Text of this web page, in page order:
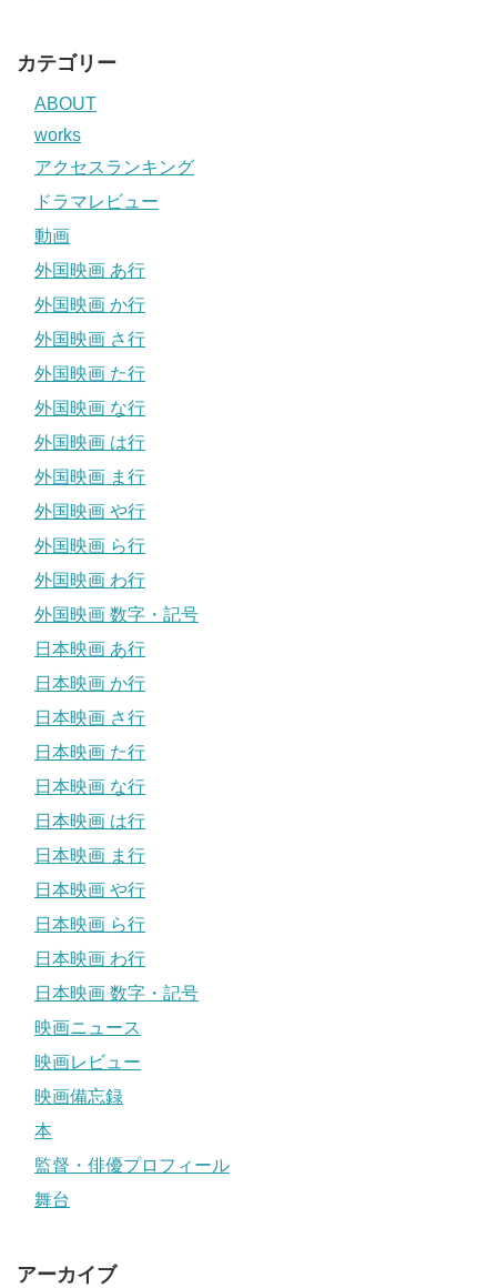
カテゴリー
ABOUT
works
アクセスランキング
ドラマレビュー
動画
外国映画 あ行
外国映画 か行
外国映画 さ行
外国映画 た行
外国映画 な行
外国映画 は行
外国映画 ま行
外国映画 や行
外国映画 ら行
外国映画 わ行
外国映画 数字・記号
日本映画 あ行
日本映画 か行
日本映画 さ行
日本映画 た行
日本映画 な行
日本映画 は行
日本映画 ま行
日本映画 や行
日本映画 ら行
日本映画 わ行
日本映画 数字・記号
映画ニュース
映画レビュー
映画備忘録
本
監督・俳優プロフィール
舞台
アーカイブ